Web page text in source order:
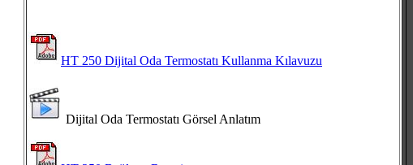
HT 250 Dijital Oda Termostatı Kullanma Kılavuzu
Dijital Oda Termostatı Görsel Anlatım